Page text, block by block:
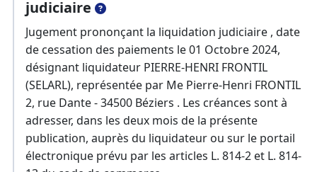
judiciaire
Jugement prononçant la liquidation judiciaire , date
de cessation des paiements le 01 Octobre 2024,
désignant liquidateur PIERRE-HENRI FRONTIL
(SELARL), représentée par Me Pierre-Henri FRONTIL
2, rue Dante - 34500 Béziers . Les créances sont à
adresser, dans les deux mois de la présente
publication, auprès du liquidateur ou sur le portail
électronique prévu par les articles L. 814-2 et L. 814-